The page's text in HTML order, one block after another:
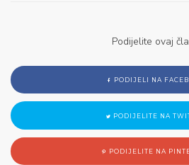
Podijelite ovaj
PODIJELI NA
PODIJELITE NA
PODIJELITE NA